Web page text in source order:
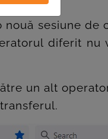
sesiune de
diferit nu
un alt